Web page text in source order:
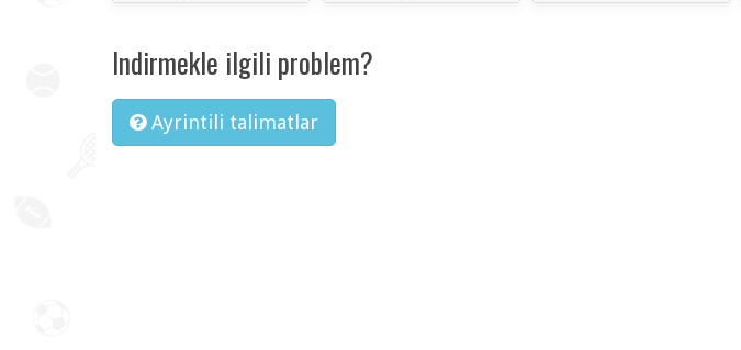
Indirmekle ilgili problem?
Ayrintili talimatlar